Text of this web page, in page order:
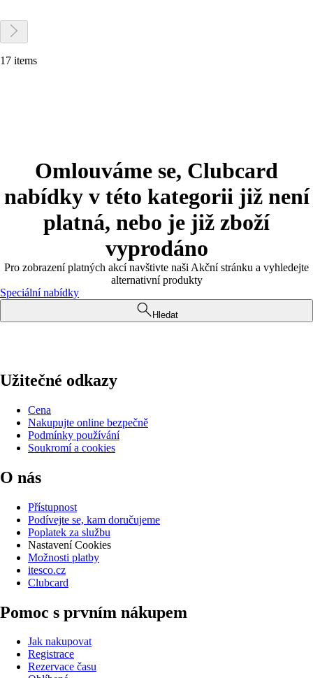
17 items
Omlouváme se, Clubcard
nabídky v této kategorii již není
platná, nebo je již zboží
vyprodáno
Pro zobrazení platných akcí navštivte naši Akční stránku a vyhledejte
alternativní produkty
Speciální nabídky
Hledat
Užitečné odkazy
Cena
Nakupujte online bezpečně
Podmínky používání
Soukromí a cookies
O nás
Přístupnost
Podívejte se, kam doručujeme
Poplatek za službu
Nastavení Cookies
Možnosti platby
itesco.cz
Clubcard
Pomoc s prvním nákupem
Jak nakupovat
Registrace
Rezervace času